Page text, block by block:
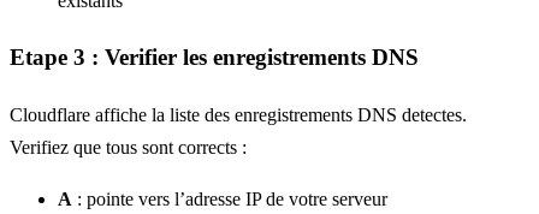
Etape 3 : Verifier les enregistrements DNS
Cloudflare affiche la liste des enregistrements DNS detectes.
Verifiez que tous sont corrects :
A : pointe vers l’adresse IP de votre serveur